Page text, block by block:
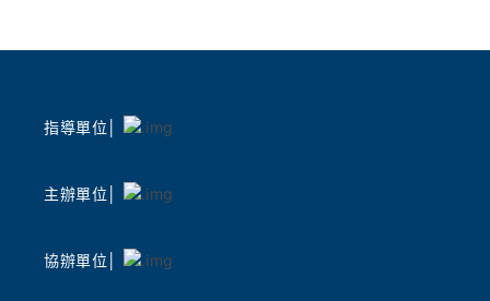
指導單位│
主辦單位│
協辦單位│